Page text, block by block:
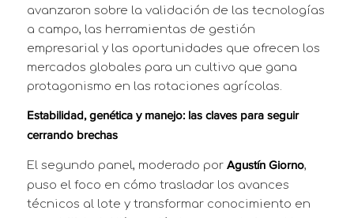
avanzaron sobre la validación de las tecnologías
a campo, las herramientas de gestión
empresarial y las oportunidades que ofrecen los
mercados globales para un cultivo que gana
protagonismo en las rotaciones agrícolas.
Estabilidad, genética y manejo: las claves para seguir
cerrando brechas
El segundo panel, moderado por Agustín Giorno,
puso el foco en cómo trasladar los avances
técnicos al lote y transformar conocimiento en